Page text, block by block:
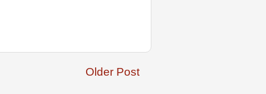
Older Post